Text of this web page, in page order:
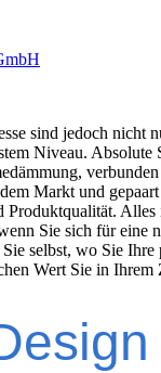
sind jedoch nicht
Niveau. Absolute
Markt und
Produktqualität.
Sie sich für eine
selbst, wo Sie Ihre
Wert Sie in Ihrem